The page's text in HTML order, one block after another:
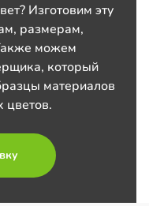
Изготовим эту
размерам,
можем
который
материалов
цветов.